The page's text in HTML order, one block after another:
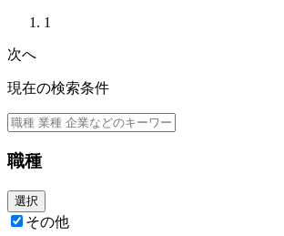
CMJE推奨事項、ならびにグローバルおよびローカル
● 幅広い連携: インドのパブリケーション & ライテ
値との整合性を確保します。必要に応じて翻訳サー
必須
●多様な文化圏における強力なステークホルダー・
● 複数の複雑なプロジェクトを同時に管理する能力
1
次へ
現在の検索条件
職種
選択
その他